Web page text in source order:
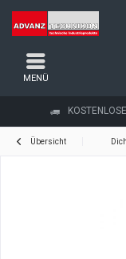
MENÜ
Übersicht